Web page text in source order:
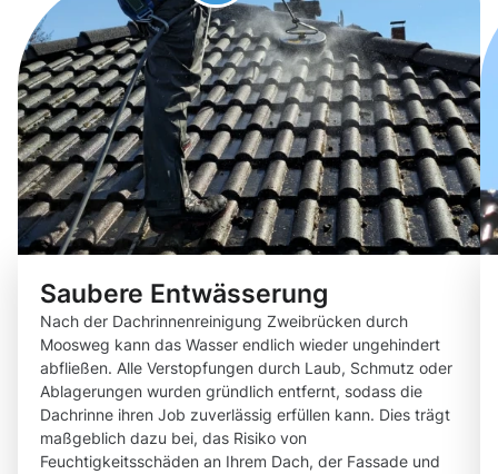
Saubere Entwässerung
Nach der Dachrinnenreinigung Zweibrücken durch
Moosweg kann das Wasser endlich wieder ungehindert
abfließen. Alle Verstopfungen durch Laub, Schmutz oder
Ablagerungen wurden gründlich entfernt, sodass die
Dachrinne ihren Job zuverlässig erfüllen kann. Dies trägt
maßgeblich dazu bei, das Risiko von
Feuchtigkeitsschäden an Ihrem Dach, der Fassade und